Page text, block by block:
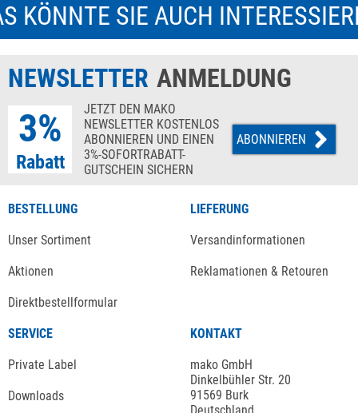
KÖNNTE SIE AUCH
NEWSLETTER ANMELDUNG
3%
Rabatt
JETZT DEN MAKO
NEWSLETTER KOSTENLOS
ABONNIEREN UND EINEN
3%-SOFORTRABATT-
GUTSCHEIN SICHERN
ABONNIEREN
BESTELLUNG
Unser Sortiment
Aktionen
Direktbestellformular
LIEFERUNG
Versandinformationen
Reklamationen & Retouren
SERVICE
Private Label
Downloads
KONTAKT
mako GmbH
Dinkelbühler Str. 20
91569 Burk